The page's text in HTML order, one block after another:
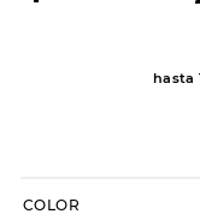
hasta
COLOR